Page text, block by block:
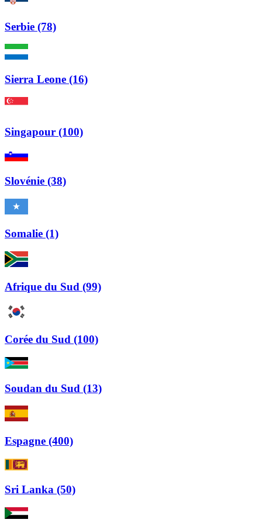
Serbie (78)
Sierra Leone (16)
Singapour (100)
Slovénie (38)
Somalie (1)
Afrique du Sud (99)
Corée du Sud (100)
Soudan du Sud (13)
Espagne (400)
Sri Lanka (50)